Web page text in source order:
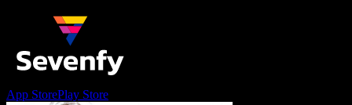
App StorePlay Store